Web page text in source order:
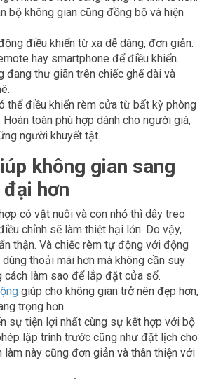
bộ không gian cũng đồng bộ và hiện
điều khiển từ xa dễ dàng, đơn giản.
hay smartphone để điều khiển.
đang thư giãn trên chiếc ghế dài và
thể điều khiển rèm cửa từ bất kỳ phòng
Hoàn toàn phù hợp dành cho người già,
người khuyết tật.
không gian sang
hơn
có vật nuôi và con nhỏ thì dây treo
chỉnh sẽ làm thiệt hại lớn. Do vậy,
thận. Và chiếc rèm tự động với động
thoải mái hơn mà không cần suy
cách làm sao để lắp đặt cửa sổ.
giúp cho không gian trở nên đẹp hơn,
trọng hơn.
sự tiện lợi nhất cùng sự kết hợp với bộ
lập trình trước cũng như đặt lịch cho
làm này cũng đơn giản và thân thiện với